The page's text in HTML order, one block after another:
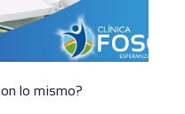
lo mismo?